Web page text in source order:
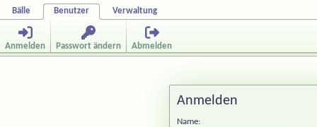
Bälle Benutzer Verwaltung
Anmelden Passwort ändern Abmelden
Anmelden
Name: